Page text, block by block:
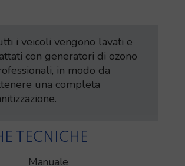
i veicoli vengono lavati e
con generatori di ozono
in modo da
una completa
TECNICHE
Manuale